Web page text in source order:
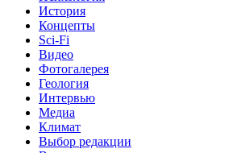
История
Концепты
Sci-Fi
Видео
Фотогалерея
Геология
Интервью
Медиа
Климат
Выбор редакции